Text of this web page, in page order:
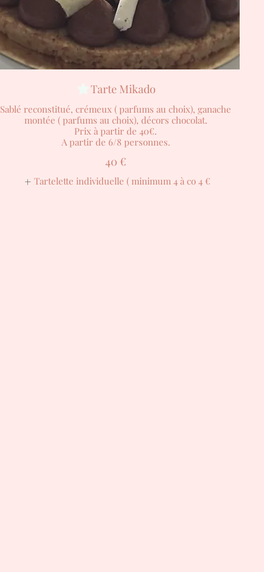
Tarte Mikado
Sablé reconstitué, crémeux ( parfums au choix), ganache
montée ( parfums au choix), décors chocolat.
Prix à partir de 40€.
A partir de 6/8 personnes.
40 €
Tartelette individuelle ( minimum 4 à co 4 €